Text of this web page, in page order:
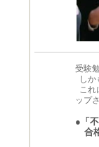
受験
しか
これ
ップ
●「
合